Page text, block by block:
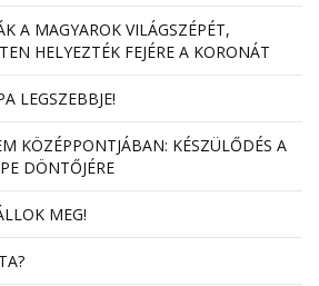
A MAGYAROK VILÁGSZÉPÉT,
HELYEZTÉK FEJÉRE A KORONÁT
LEGSZEBBJE!
KÖZÉPPONTJÁBAN: KÉSZÜLŐDÉS A
DÖNTŐJÉRE
MEG!